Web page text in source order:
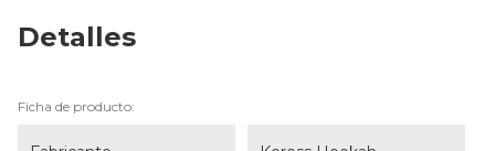
Detalles
Ficha de producto: